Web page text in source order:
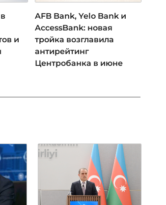
и
AFB Bank, Yelo Bank и
AccessBank: новая
тройка возглавила
антирейтинг
Центробанка в июне